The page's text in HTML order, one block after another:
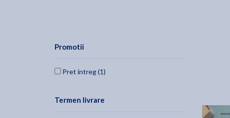
Promotii
Pret intreg (1)
Termen livrare